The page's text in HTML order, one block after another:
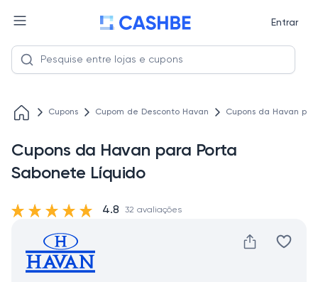
Entrar
Cupons Cupom de Desconto Havan Cupons da Havan
Cupons da Havan para Porta
Sabonete Líquido
4.8 32 avaliações